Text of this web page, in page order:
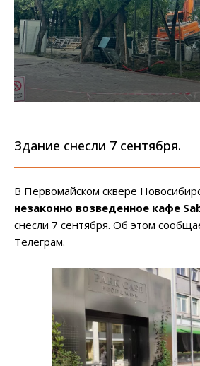
Здание снесли 7 сентября.
В Первомайском сквере
незаконно возведенное кафе
снесли 7 сентября. Об этом
Телеграм.